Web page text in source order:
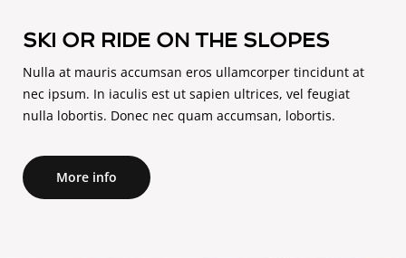
SKI OR RIDE ON THE SLOPES
Nulla at mauris accumsan eros ullamcorper tincidunt at
nec ipsum. In iaculis est ut sapien ultrices, vel feugiat
More info